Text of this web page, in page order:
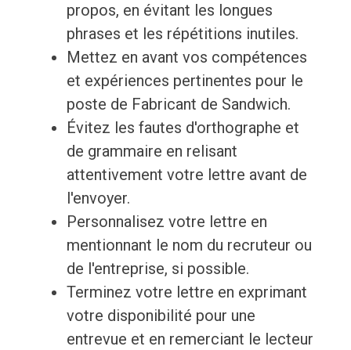
propos, en évitant les longues
phrases et les répétitions inutiles.
Mettez en avant vos compétences
et expériences pertinentes pour le
poste de Fabricant de Sandwich.
Évitez les fautes d'orthographe et
de grammaire en relisant
attentivement votre lettre avant de
l'envoyer.
Personnalisez votre lettre en
mentionnant le nom du recruteur ou
de l'entreprise, si possible.
Terminez votre lettre en exprimant
votre disponibilité pour une
entrevue et en remerciant le lecteur